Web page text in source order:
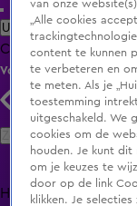
Uitzending Gemist
ClipsFilmsRadio
Volg KIJK
Zoeken
HomeUitzending
van onze
„Alle cookies
content te kunnen
te verbeteren en
te meten. Als je
toestemming
uitgeschakeld. We
cookies om de
houden. Je kunt
om je keuzes te
door op de link
klikken. Je